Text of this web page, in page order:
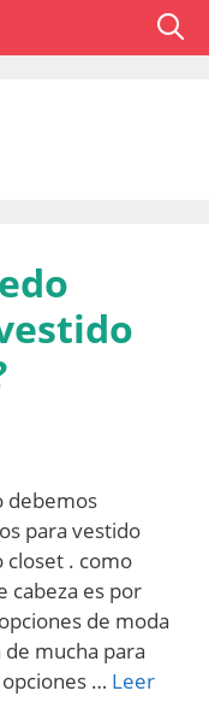
debemos
para vestido
. como
cabeza es por
de moda
mucha para
… Leer